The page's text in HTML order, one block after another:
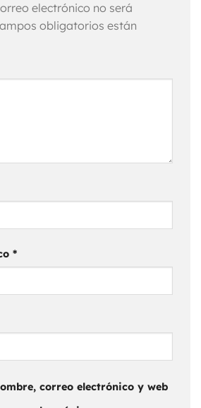
electrónico no será
obligatorios están
*
correo electrónico y web